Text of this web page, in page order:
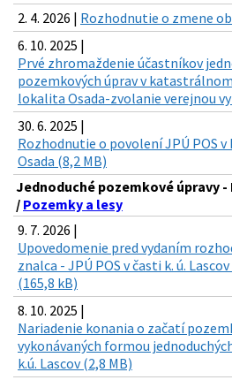
2. 4. 2026 | Rozhodnutie o zmene
6. 10. 2025 |
Prvé zhromaždenie účastníkov
pozemkových úprav v
lokalita Osada-zvolanie verejnou
30. 6. 2025 |
Rozhodnutie o povolení JPÚ POS
Osada (8,2 MB)
Jednoduché pozemkové úpravy
/ Pozemky a lesy
9. 7. 2026 |
Upovedomenie pred vydaním
znalca - JPÚ POS v časti k. ú.
(165,8 kB)
8. 10. 2025 |
Nariadenie konania o začatí
vykonávaných formou
k.ú. Lascov (2,8 MB)